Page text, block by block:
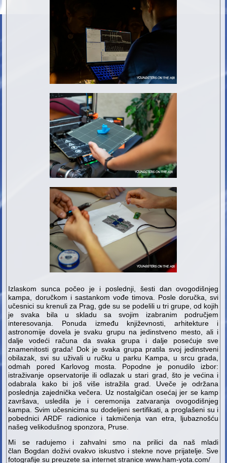
Izlaskom sunca počeo je i poslednji, šesti dan ovogodišnjeg
kampa, doručkom i sastankom vođe timova. Posle doručka, svi
učesnici su krenuli za Prag, gde su se podelili u tri grupe, od kojih
je svaka bila u skladu sa svojim izabranim područjem
interesovanja. Ponuda između književnosti, arhitekture i
astronomije dovela je svaku grupu na jedinstveno mesto, ali i
dalje vodeći računa da svaka grupa i dalje posećuje sve
znamenitosti grada! Dok je svaka grupa pratila svoj jedinstveni
obilazak, svi su uživali u ručku u parku Kampa, u srcu grada,
odmah pored Karlovog mosta. Popodne je ponudilo izbor:
istraživanje opservatorije ili odlazak u stari grad, što je većina i
odabrala kako bi još više istražila grad. Uveče je održana
poslednja zajednička večera. Uz nostalgičan osećaj jer se kamp
završava, usledila je i ceremonija zatvaranja ovogodišnjeg
kampa. Svim učesnicima su dodeljeni sertifikati, a proglašeni su i
pobednici ARDF radionice i takmičenja van etra, ljubaznošću
našeg velikodušnog sponzora, Pruse.
Mi se radujemo i zahvalni smo na prilici da naš mladi
član Bogdan doživi ovakvo iskustvo i stekne nove prijatelje. Sve
fotografije su preuzete sa internet stranice www.ham-yota.com/